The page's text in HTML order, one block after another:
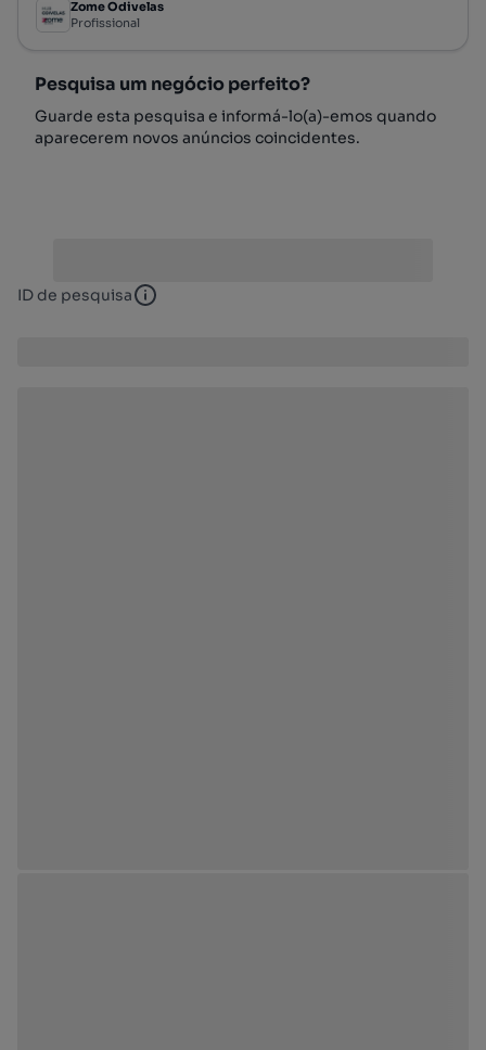
Zome Odivelas
Profissional
Pesquisa um negócio perfeito?
Guarde esta pesquisa e informá-lo(a)-emos quando
aparecerem novos anúncios coincidentes.
ID de pesquisa ID de pesquisa